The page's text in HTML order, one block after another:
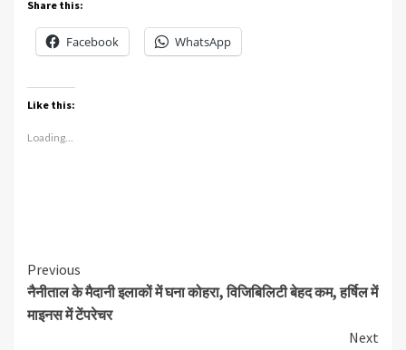
Share this:
Facebook WhatsApp
Like this:
Loading...
Continue
Reading
Previous
नैनीताल के मैदानी इलाकों में घना कोहरा, विजिबिलिटी बेहद कम, हर्षिल में
माइनस में टेंपरेचर
Next